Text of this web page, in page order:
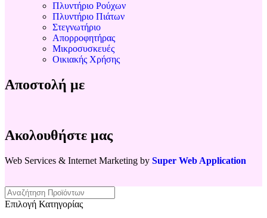
Πλυντήριο Ρούχων
Πλυντήριο Πιάτων
Στεγνωτήριο
Απορροφητήρας
Μικροσυσκευές
Οικιακής Χρήσης
Αποστολή με
Ακολουθήστε μας
Web Services & Internet Marketing by Super Web Application
Επιλογή Κατηγορίας